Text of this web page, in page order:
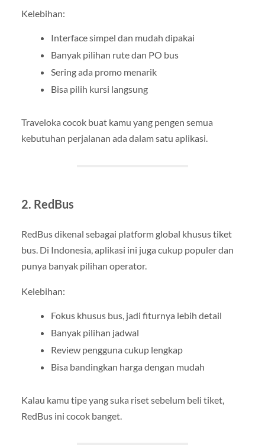
Kelebihan:
Interface simpel dan mudah dipakai
Banyak pilihan rute dan PO bus
Sering ada promo menarik
Bisa pilih kursi langsung
Traveloka cocok buat kamu yang pengen semua
kebutuhan perjalanan ada dalam satu aplikasi.
2. RedBus
RedBus dikenal sebagai platform global khusus tiket
bus. Di Indonesia, aplikasi ini juga cukup populer dan
punya banyak pilihan operator.
Kelebihan:
Fokus khusus bus, jadi fiturnya lebih detail
Banyak pilihan jadwal
Review pengguna cukup lengkap
Bisa bandingkan harga dengan mudah
Kalau kamu tipe yang suka riset sebelum beli tiket,
RedBus ini cocok banget.